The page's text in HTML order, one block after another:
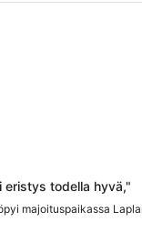
Tampere
eristys todella hyvä,"
majoituspaikassa